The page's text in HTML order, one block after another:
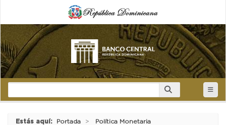
Estás aquí: Portada
Política Monetaria